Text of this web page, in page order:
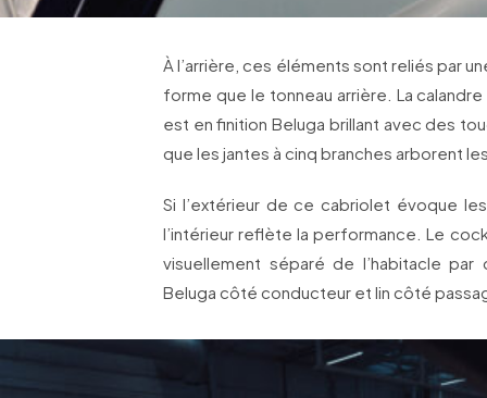
À l’arrière, ces éléments sont reliés par
forme que le tonneau arrière. La
est en finition Beluga brillant avec des
que les jantes à cinq branches arborent
Si l’extérieur de ce cabriolet évoque
l’intérieur reflète la performance. Le
visuellement séparé de l’habitacle
Beluga côté conducteur et lin côté